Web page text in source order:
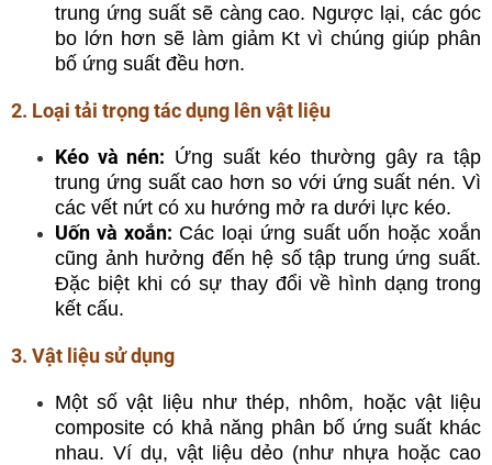
trung ứng suất sẽ càng cao. Ngược lại, các góc
bo lớn hơn sẽ làm giảm Kt vì chúng giúp phân
bố ứng suất đều hơn.
2. Loại tải trọng tác dụng lên vật liệu
Kéo và nén: Ứng suất kéo thường gây ra tập
trung ứng suất cao hơn so với ứng suất nén. Vì
các vết nứt có xu hướng mở ra dưới lực kéo.
Uốn và xoắn: Các loại ứng suất uốn hoặc xoắn
cũng ảnh hưởng đến hệ số tập trung ứng suất.
Đặc biệt khi có sự thay đổi về hình dạng trong
kết cấu.
3. Vật liệu sử dụng
Một số vật liệu như thép, nhôm, hoặc vật liệu
composite có khả năng phân bố ứng suất khác
nhau. Ví dụ, vật liệu dẻo (như nhựa hoặc cao